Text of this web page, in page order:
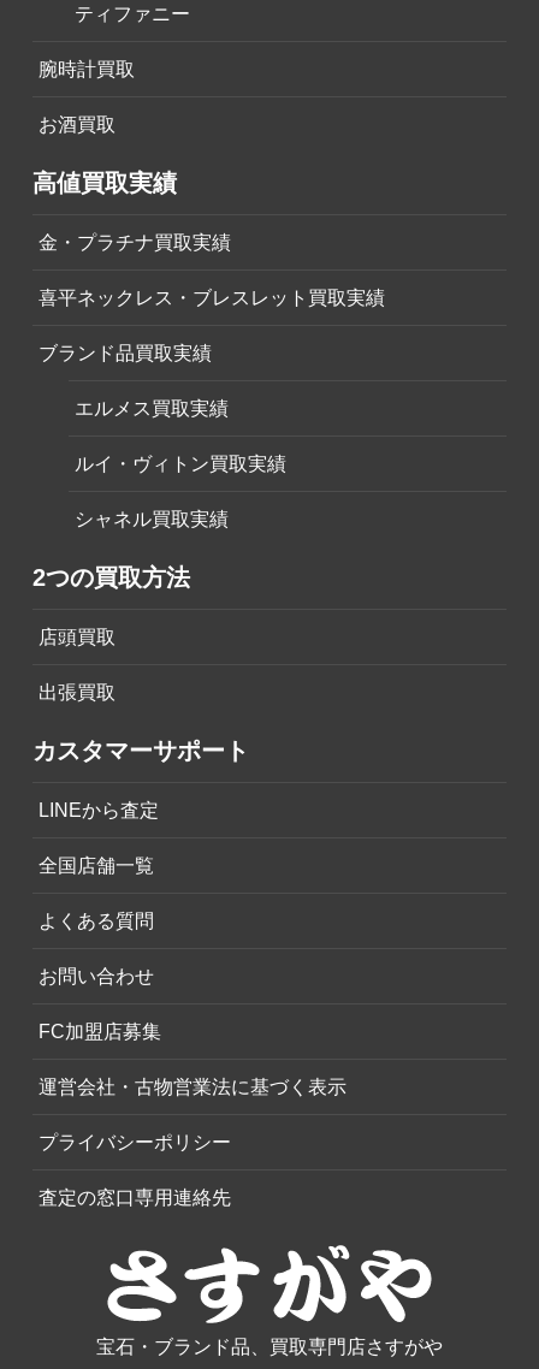
ティファニー
腕時計買取
お酒買取
高値買取実績
金・プラチナ買取実績
喜平ネックレス・ブレスレット買取実績
ブランド品買取実績
エルメス買取実績
ルイ・ヴィトン買取実績
シャネル買取実績
2つの買取方法
店頭買取
出張買取
カスタマーサポート
LINEから査定
全国店舗一覧
よくある質問
お問い合わせ
FC加盟店募集
運営会社・古物営業法に基づく表示
プライバシーポリシー
査定の窓口専用連絡先
宝石・ブランド品、買取専門店さすがや